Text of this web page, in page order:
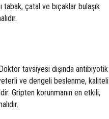
tabak, çatal ve bıçaklar bulaşık
tavsiyesi dışında antibiyotik
yeterli ve dengeli beslenme, kaliteli
Gripten korunmanın en etkili,